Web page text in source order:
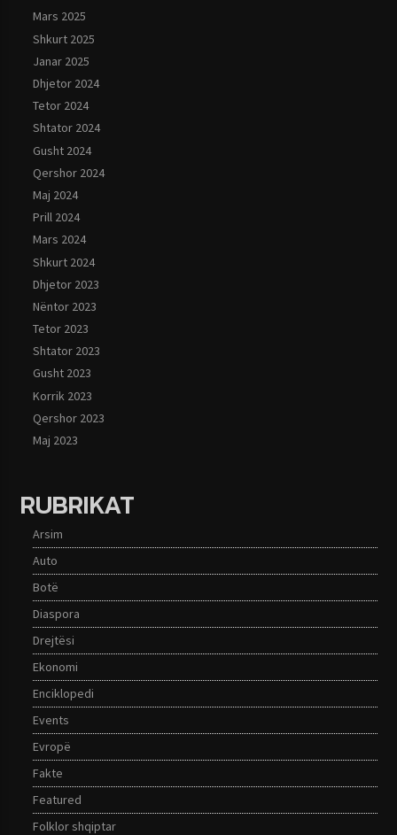
Mars 2025
Shkurt 2025
Janar 2025
Dhjetor 2024
Tetor 2024
Shtator 2024
Gusht 2024
Qershor 2024
Maj 2024
Prill 2024
Mars 2024
Shkurt 2024
Dhjetor 2023
Nëntor 2023
Tetor 2023
Shtator 2023
Gusht 2023
Korrik 2023
Qershor 2023
Maj 2023
RUBRIKAT
Arsim
Auto
Botë
Diaspora
Drejtësi
Ekonomi
Enciklopedi
Events
Evropë
Fakte
Featured
Folklor shqiptar